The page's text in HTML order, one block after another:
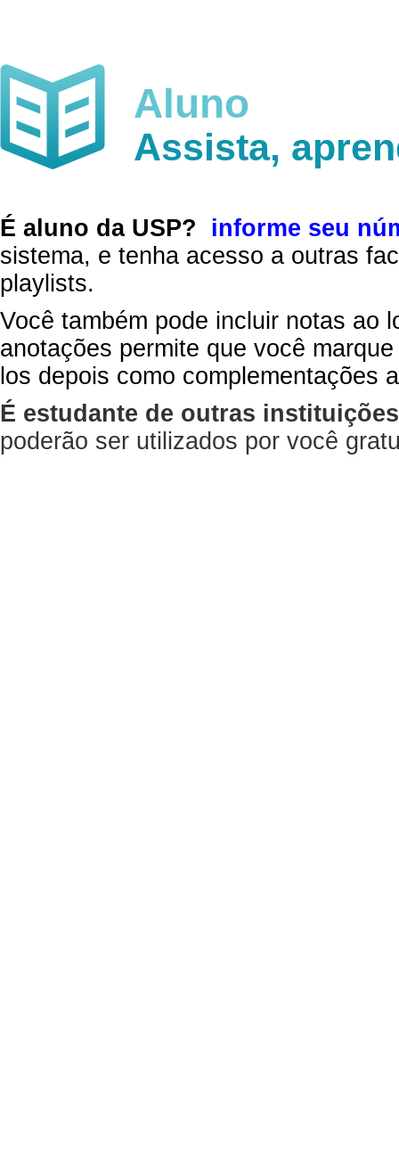
Aluno
Assista,
É aluno da USP?
informe seu
sistema, e tenha acesso a outras
playlists.
Você também pode incluir notas ao
anotações permite que você
los depois como complementações
É estudante de outras
poderão ser utilizados por você